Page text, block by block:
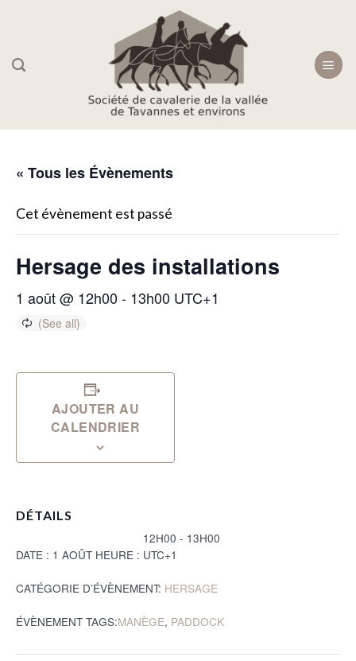
« Tous les Évènements
Cet évènement est passé
Hersage des installations
1 août @ 12h00 - 13h00 UTC+1
AJOUTER AU
CALENDRIER
DÉTAILS
DATE : 1 AOÛT HEURE :
12H00 - 13H00
UTC+1
CATÉGORIE D’ÉVÈNEMENT: HERSAGE
ÉVÈNEMENT TAGS:MANÈGE, PADDOCK